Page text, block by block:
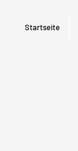
Startseite